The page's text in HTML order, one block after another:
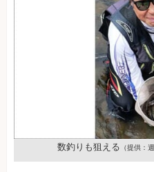
数釣りも狙える （提供：